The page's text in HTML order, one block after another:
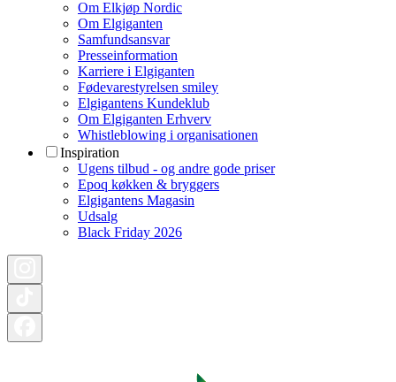
Om Elkjøp Nordic
Om Elgiganten
Samfundsansvar
Presseinformation
Karriere i Elgiganten
Fødevarestyrelsen smiley
Elgigantens Kundeklub
Om Elgiganten Erhverv
Whistleblowing i organisationen
Inspiration
Ugens tilbud - og andre gode priser
Epoq køkken & bryggers
Elgigantens Magasin
Udsalg
Black Friday 2026